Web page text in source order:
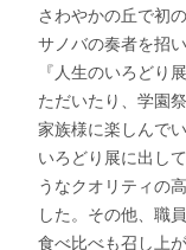
さわやかの丘で初
サノバの奏者を招
『人生のいろどり
ただいたり、学園
家族様に楽しんで
いろどり展に出し
うなクオリティの
した。その他、職
食べ比べも召し上